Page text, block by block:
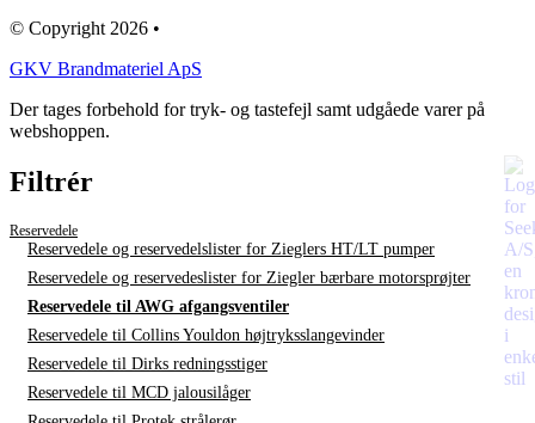
© Copyright 2026 •
GKV Brandmateriel ApS
Der tages forbehold for tryk- og tastefejl samt udgåede varer på
webshoppen.
Filtrér
Reservedele
Reservedele og reservedelslister for Zieglers HT/LT pumper
Reservedele og reservedeslister for Ziegler bærbare motorsprøjter
Reservedele til AWG afgangsventiler
Reservedele til Collins Youldon højtryksslangevinder
Reservedele til Dirks redningsstiger
Reservedele til MCD jalousilåger